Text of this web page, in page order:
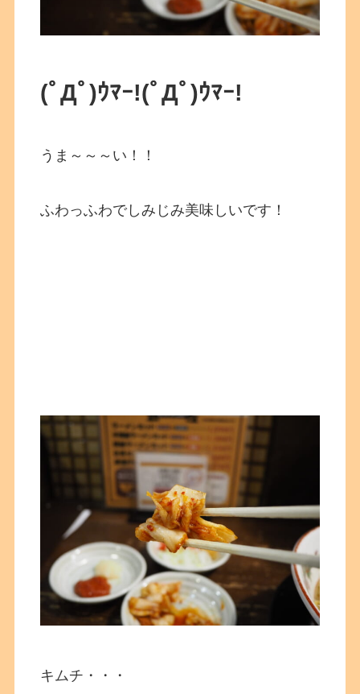
(ﾟДﾟ)ｳﾏｰ!(ﾟДﾟ)ｳﾏｰ!
うま～～～い！！
ふわっふわでしみじみ美味しいです！
キムチ・・・